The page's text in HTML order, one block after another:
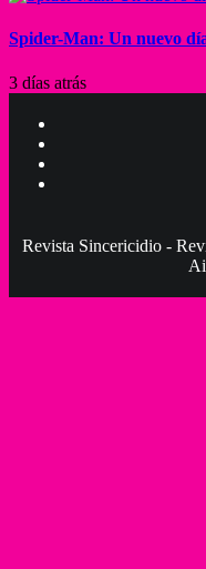
Spider-Man: Un nuevo
3 días atrás
Revista Sincericidio -